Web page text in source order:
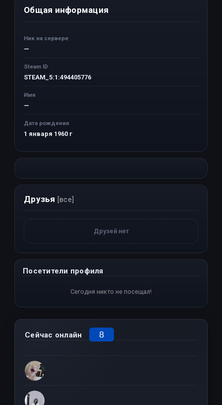
Общая информация
Ник на сервере
—
Steam ID
STEAM_5:1:494405776
Имя
—
Дата рождения
1 января 1960 г
Друзья [все]
Друзей нет
Посетители профиля
Сегодня никто не посещал!
Сейчас онлайн 8